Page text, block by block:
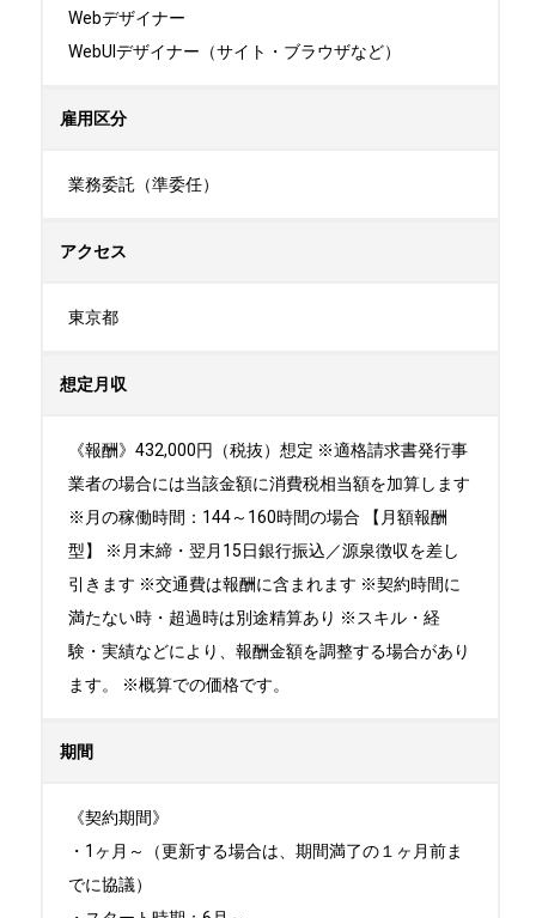
Webデザイナー
WebUIデザイナー（サイト・ブラウザなど）
雇用区分
業務委託（準委任）
アクセス
東京都
想定月収
《報酬》432,000円（税抜）想定 ※適格請求書発行事
業者の場合には当該金額に消費税相当額を加算します
※月の稼働時間：144～160時間の場合 【月額報酬
型】 ※月末締・翌月15日銀行振込／源泉徴収を差し
引きます ※交通費は報酬に含まれます ※契約時間に
満たない時・超過時は別途精算あり ※スキル・経
験・実績などにより、報酬金額を調整する場合があり
ます。 ※概算での価格です。
期間
《契約期間》
・1ヶ月～（更新する場合は、期間満了の１ヶ月前ま
でに協議）